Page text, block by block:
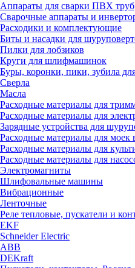
Аппараты для сварки ПВХ труб
Сварочные аппараты и
Расходики и комплектующие
Биты и насадки для
Пилки для лобзиков
Круги для шлифмашинок
Буры, коронки, пики, зубила
Сверла
Масла
Расходные материалы для
Расходные материалы для
Зарядные устройства для
Расходные материалы для моек
Расходные материалы для
Расходные материалы для
Электромагниты
Шлифовальные машины
Вибрационные
Ленточные
Реле тепловые, пускатели и
EKF
Schneider Electric
ABB
DEKraft